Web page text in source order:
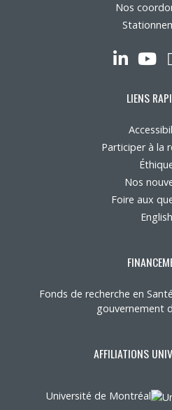
Nos
LIENS
Participer à la
Nos
Foire aux
English
Fonds de recherche en
gouvernement
AFFILIATIONS
Université de Montréal